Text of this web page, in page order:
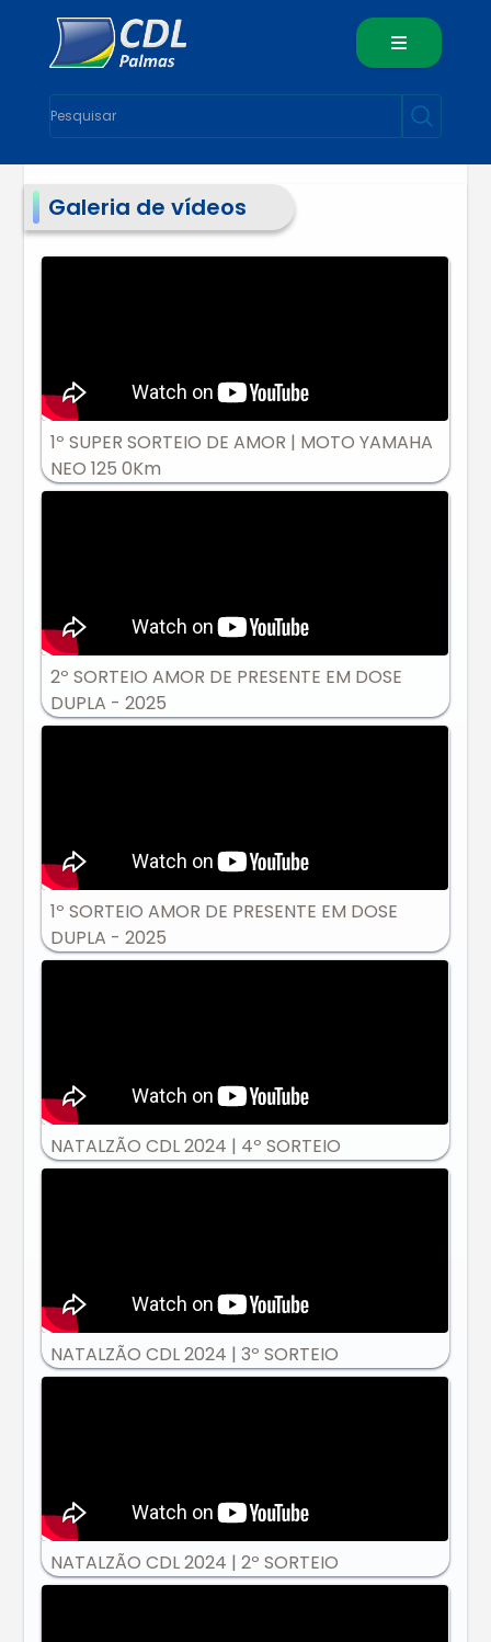
Galeria de vídeos
1º SUPER SORTEIO DE AMOR | MOTO YAMAHA
NEO 125 0Km
2º SORTEIO AMOR DE PRESENTE EM DOSE
DUPLA - 2025
1º SORTEIO AMOR DE PRESENTE EM DOSE
DUPLA - 2025
NATALZÃO CDL 2024 | 4º SORTEIO
NATALZÃO CDL 2024 | 3º SORTEIO
NATALZÃO CDL 2024 | 2º SORTEIO